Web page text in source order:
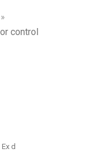
»
control
d